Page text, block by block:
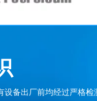
设备出厂前均经过严格检